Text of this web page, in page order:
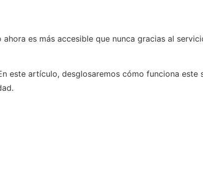
es más accesible que nunca gracias al
este artículo, desglosaremos cómo funciona este